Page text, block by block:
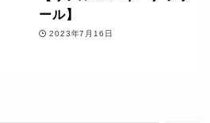
ール】
2023年7月16日